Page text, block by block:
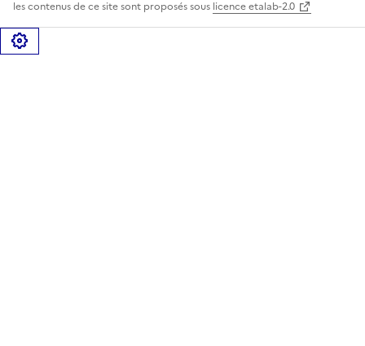
les contenus de ce site sont proposés sous licence etalab-2.0
Gérer les cookies